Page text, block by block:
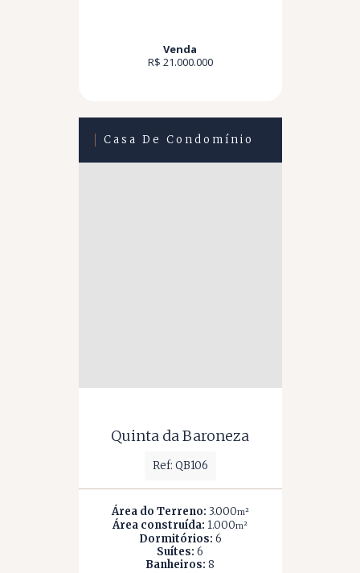
Venda
R$ 21.000.000
Casa De Condomínio
Quinta da Baroneza
Ref: QB106
Área do Terreno: 3.000m²
Área construída: 1.000m²
Dormitórios: 6
Suítes: 6
Banheiros: 8